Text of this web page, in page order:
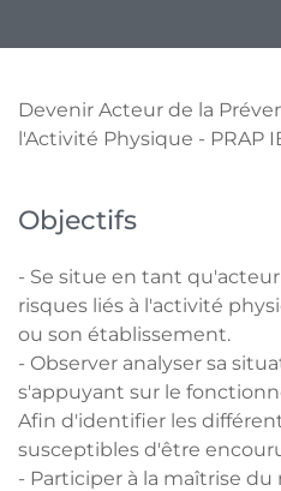
Devenir Acteur de la
l'Activité Physique - PRAP
Objectifs
- Se situe en tant
risques liés à l'activité
ou son établissement.
- Observer analyser sa
s'appuyant sur le
Afin d'identifier les
susceptibles d'être
- Participer à la maîtrise du